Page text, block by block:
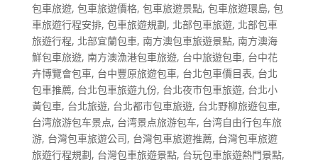
包車旅遊, 包車旅遊價格, 包車旅遊景點, 包車旅遊環島, 包
車旅遊行程安排, 包車旅遊規劃, 北部包車旅遊, 北部包車
旅遊行程, 北部宜蘭包車, 南方澳包車旅遊景點, 南方澳海
鮮包車旅遊, 南方澳漁港包車旅遊, 台中旅遊包車, 台中花
卉博覽會包車, 台中豐原旅遊包車, 台北包車價目表, 台北
包車推薦, 台北包車旅遊九份, 台北夜市包車旅遊, 台北小
黃包車, 台北旅遊, 台北都市包車旅遊, 台北野柳旅遊包車,
台湾旅游包车景点, 台湾景点旅游包车, 台湾自由行包车旅
游, 台灣包車旅遊公司, 台灣包車旅遊推薦, 台灣包車旅遊
旅遊行程規劃, 台灣包車旅遊景點, 台玩包車旅遊熱門景點,